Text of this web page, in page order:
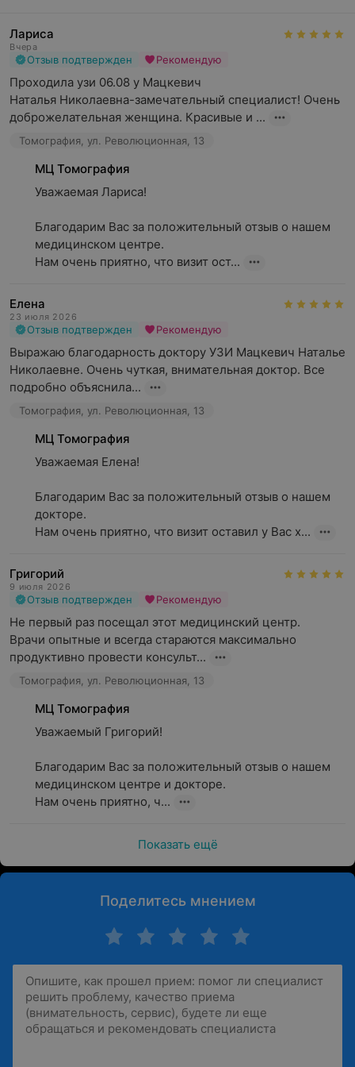
Лариса
Вчера
Отзыв подтвержден Рекомендую
Проходила узи 06.08 у Мацкевич
Наталья Николаевна-замечательный специалист! Очень
доброжелательная женщина. Красивые и ...
Томография, ул. Революционная, 13
МЦ Томография
Уважаемая Лариса!
Благодарим Вас за положительный отзыв о нашем
медицинском центре.
Нам очень приятно, что визит ост...
Елена
23 июля 2026
Отзыв подтвержден Рекомендую
Выражаю благодарность доктору УЗИ Мацкевич Наталье
Николаевне. Очень чуткая, внимательная доктор. Все
подробно объяснила...
Томография, ул. Революционная, 13
МЦ Томография
Уважаемая Елена!
Благодарим Вас за положительный отзыв о нашем
докторе.
Нам очень приятно, что визит оставил у Вас х...
Григорий
9 июля 2026
Отзыв подтвержден Рекомендую
Не первый раз посещал этот медицинский центр.
Врачи опытные и всегда стараются максимально
продуктивно провести консульт...
Томография, ул. Революционная, 13
МЦ Томография
Уважаемый Григорий!
Благодарим Вас за положительный отзыв о нашем
медицинском центре и докторе.
Нам очень приятно, ч...
Показать ещё
Поделитесь мнением